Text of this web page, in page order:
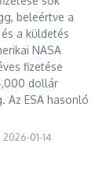
beleértve a
a küldetés
NASA
fizetése
dollár
Az ESA hasonló
2026-01-14